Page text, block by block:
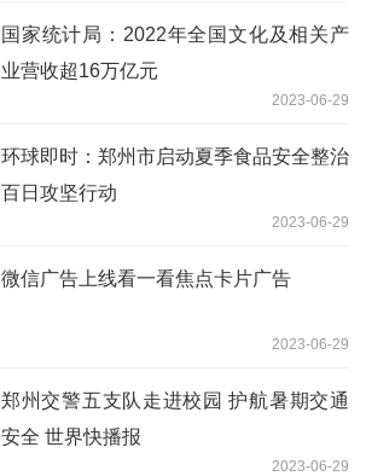
国家统计局：2022年全国文化及相关产
业营收超16万亿元
2023-06-29
环球即时：郑州市启动夏季食品安全整治
百日攻坚行动
2023-06-29
微信广告上线看一看焦点卡片广告
2023-06-29
郑州交警五支队走进校园 护航暑期交通
安全 世界快播报
2023-06-29